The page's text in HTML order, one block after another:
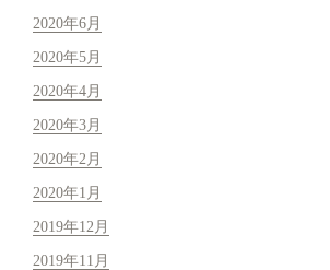
2020年6月
2020年5月
2020年4月
2020年3月
2020年2月
2020年1月
2019年12月
2019年11月